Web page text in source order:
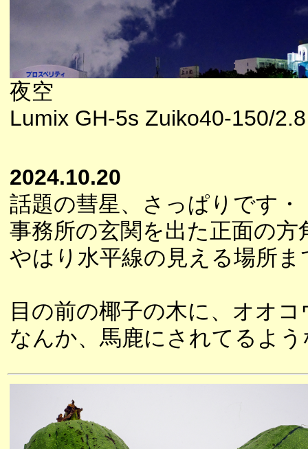
夜空
Lumix GH-5s Zuiko40-150/2.8
2024.10.20
話題の彗星、さっぱりです・
事務所の玄関を出た正面の
やはり水平線の見える場所
目の前の椰子の木に、オオ
なんか、馬鹿にされてるよ